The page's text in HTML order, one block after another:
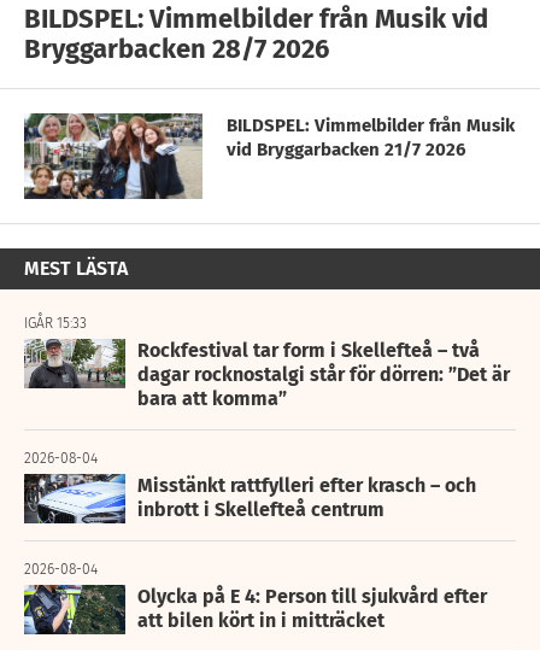
BILDSPEL: Vimmelbilder från Musik vid
Bryggarbacken 28/7 2026
BILDSPEL: Vimmelbilder från Musik
vid Bryggarbacken 21/7 2026
MEST LÄSTA
IGÅR 15:33
Rockfestival tar form i Skellefteå – två
dagar rocknostalgi står för dörren: ”Det är
bara att komma”
2026-08-04
Misstänkt rattfylleri efter krasch – och
inbrott i Skellefteå centrum
2026-08-04
Olycka på E 4: Person till sjukvård efter
att bilen kört in i mitträcket